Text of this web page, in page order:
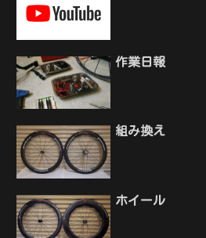
作業日報
組み換え
ホイール